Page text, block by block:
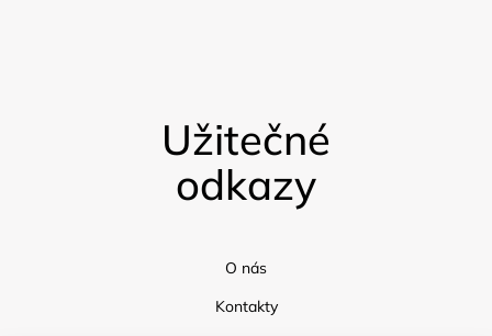
Užitečné
odkazy
O nás
Kontakty